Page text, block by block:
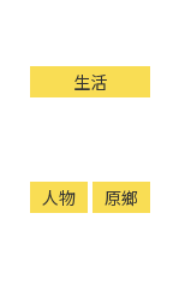
生活
人物 原鄉